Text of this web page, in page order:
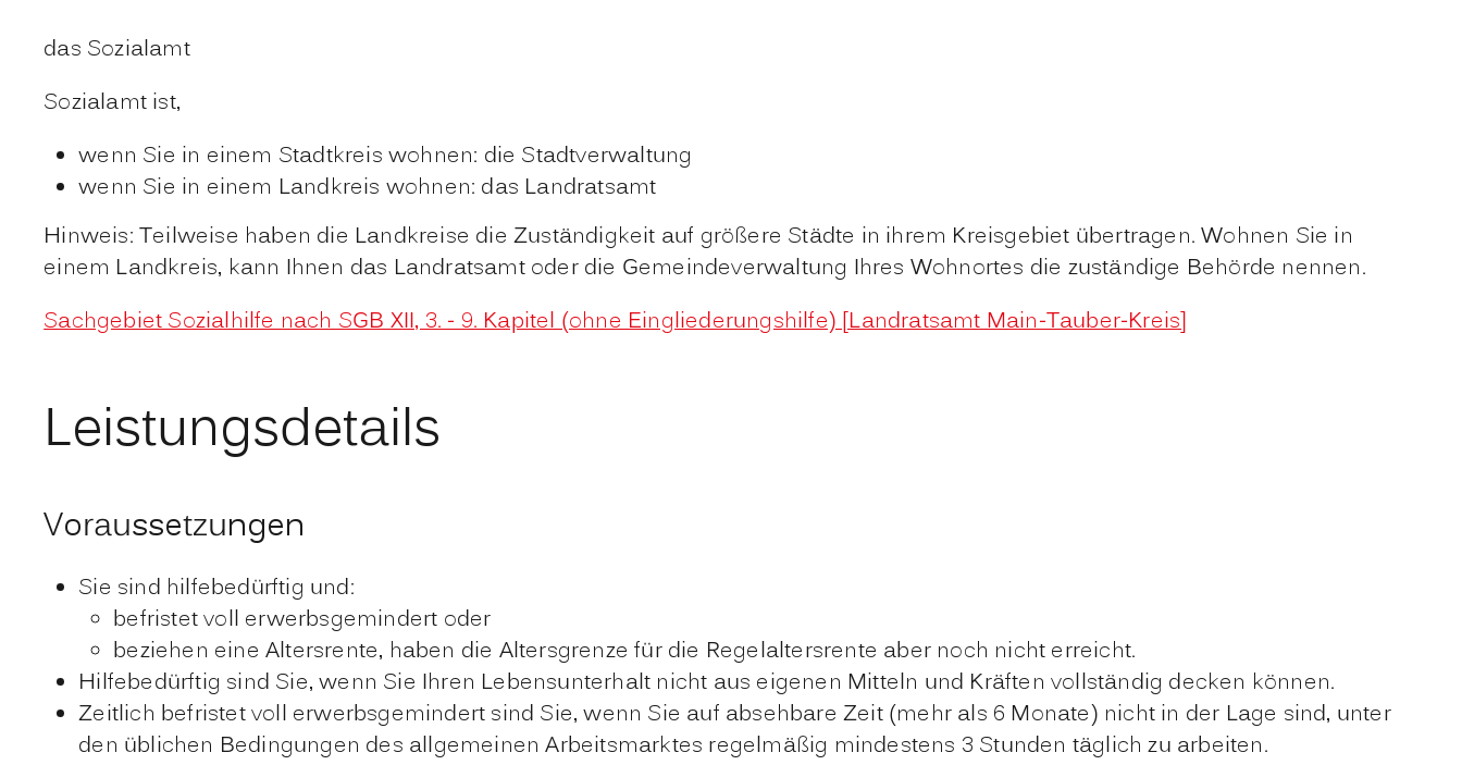
das Sozialamt
Sozialamt ist,
wenn Sie in einem Stadtkreis wohnen: die Stadtverwaltung
wenn Sie in einem Landkreis wohnen: das Landratsamt
Hinweis: Teilweise haben die Landkreise die Zuständigkeit auf größere Städte in ihrem Kreisgebiet übertragen. Wohnen Sie in
einem Landkreis, kann Ihnen das Landratsamt oder die Gemeindeverwaltung Ihres Wohnortes die zuständige Behörde nennen.
Sachgebiet Sozialhilfe nach SGB XII, 3. - 9. Kapitel (ohne Eingliederungshilfe) [Landratsamt Main-Tauber-Kreis]
Leistungsdetails
Voraussetzungen
Sie sind hilfebedürftig und:
befristet voll erwerbsgemindert oder
beziehen eine Altersrente, haben die Altersgrenze für die Regelaltersrente aber noch nicht erreicht.
Hilfebedürftig sind Sie, wenn Sie Ihren Lebensunterhalt nicht aus eigenen Mitteln und Kräften vollständig decken können.
Zeitlich befristet voll erwerbsgemindert sind Sie, wenn Sie auf absehbare Zeit (mehr als 6 Monate) nicht in der Lage sind, unter
den üblichen Bedingungen des allgemeinen Arbeitsmarktes regelmäßig mindestens 3 Stunden täglich zu arbeiten.